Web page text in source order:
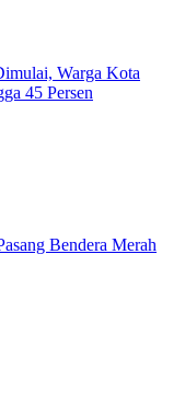
Warga Kota
45 Persen
Bendera Merah